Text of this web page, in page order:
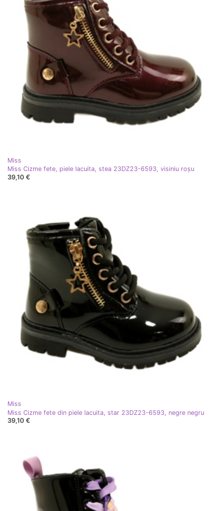
Miss
Miss Cizme fete, piele lacuita, stea 23DZ23-6593, visiniu roşu
39,10 €
Miss
Miss Cizme fete din piele lacuita, star 23DZ23-6593, negre negru
39,10 €